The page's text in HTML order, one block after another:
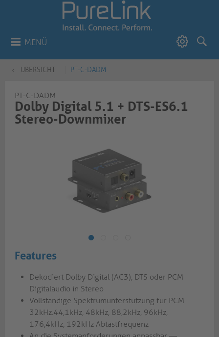
MENÜ
ÜBERSICHT PT-C-DADM
PT-C-DADM
Dolby Digital 5.1 + DTS-ES6.1
Stereo-Downmixer
Features
Dekodiert Dolby Digital (AC3), DTS oder PCM
Digitalaudio in Stereo
Vollständige Spektrumunterstützung für PCM
32kHz.44,1kHz, 48kHz, 88,2kHz, 96kHz,
176,4kHz, 192kHz Abtastfrequenz